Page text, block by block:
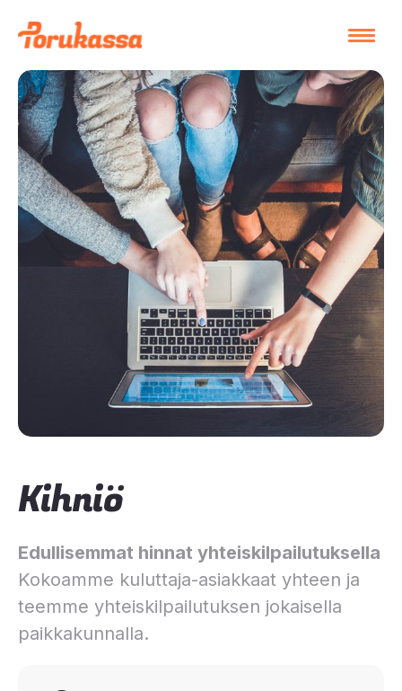
Kihniö
Edullisemmat hinnat yhteiskilpailutuksella
Kokoamme kuluttaja-asiakkaat yhteen ja
teemme yhteiskilpailutuksen jokaisella
paikkakunnalla.